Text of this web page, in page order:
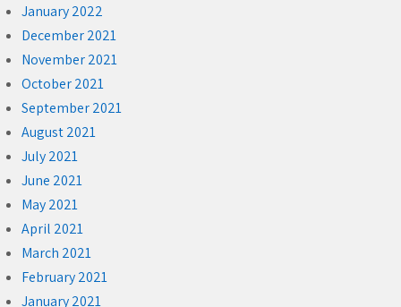
January 2022
December 2021
November 2021
October 2021
September 2021
August 2021
July 2021
June 2021
May 2021
April 2021
March 2021
February 2021
January 2021